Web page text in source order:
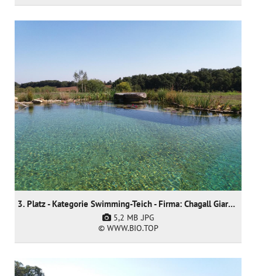
3. Platz - Kategorie Swimming-Teich - Firma: Chagall Giardini SNC - Arch. Anja Werner
5,2 MB .JPG
© WWW.BIO.TOP